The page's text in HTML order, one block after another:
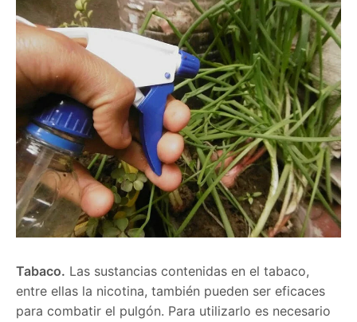
Tabaco. Las sustancias contenidas en el tabaco,
entre ellas la nicotina, también pueden ser eficaces
para combatir el pulgón. Para utilizarlo es necesario